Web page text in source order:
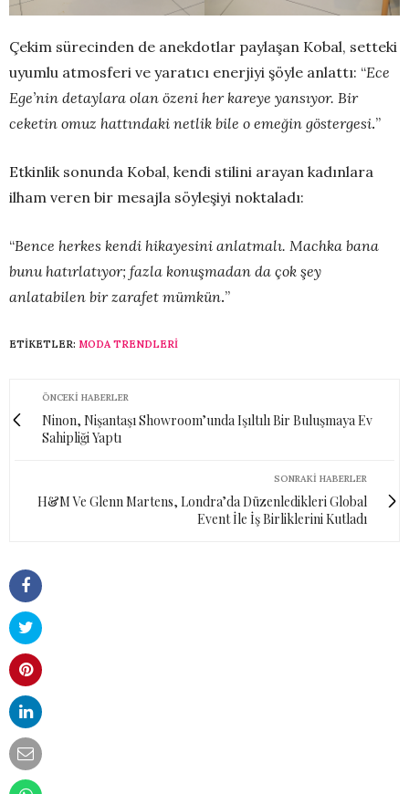
Çekim sürecinden de anekdotlar paylaşan Kobal, setteki
uyumlu atmosferi ve yaratıcı enerjiyi şöyle anlattı: “Ece
Ege’nin detaylara olan özeni her kareye yansıyor. Bir
ceketin omuz hattındaki netlik bile o emeğin göstergesi.”
Etkinlik sonunda Kobal, kendi stilini arayan kadınlara
ilham veren bir mesajla söyleşiyi noktaladı:
“Bence herkes kendi hikayesini anlatmalı. Machka bana
bunu hatırlatıyor; fazla konuşmadan da çok şey
anlatabilen bir zarafet mümkün.”
ETIKETLER: MODA TRENDLERI
ÖNCEKI HABERLER
Ninon, Nişantaşı Showroom’unda Işıltılı Bir Buluşmaya Ev
Sahipliği Yaptı
SONRAKI HABERLER
H&M Ve Glenn Martens, Londra’da Düzenledikleri Global
Event İle İş Birliklerini Kutladı